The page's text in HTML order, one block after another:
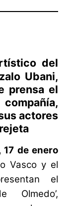
del
Ubani,
prensa el
actores
17 de enero
Vasco y el
el
Olmedo’,